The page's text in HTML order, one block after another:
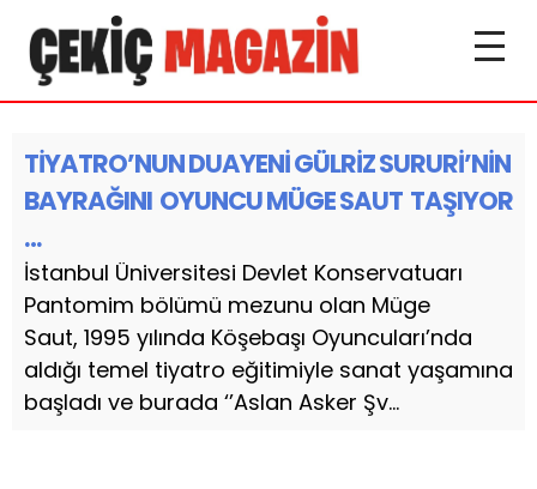
TİYATRO’NUN DUAYENİ GÜLRİZ SURURİ’NİN
BAYRAĞINI OYUNCU MÜGE SAUT TAŞIYOR
…
İstanbul Üniversitesi Devlet Konservatuarı
Pantomim bölümü mezunu olan Müge
Saut, 1995 yılında Köşebaşı Oyuncuları’nda
aldığı temel tiyatro eğitimiyle sanat yaşamına
başladı ve burada ‘’Aslan Asker Şv...